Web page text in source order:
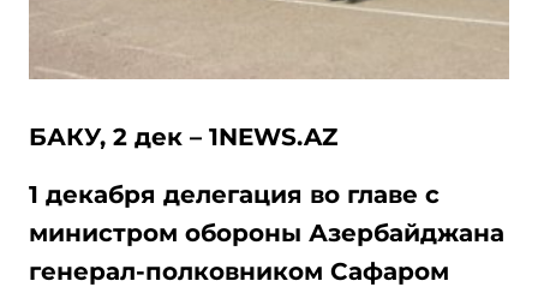
БАКУ, 2 дек – 1NEWS.AZ
1 декабря делегация во главе с
министром обороны Азербайджана
генерал-полковником Сафаром